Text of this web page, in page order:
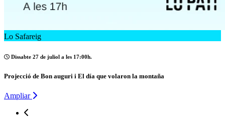
Lo Safareig
Dissabte 27 de juliol a les 17:00h.
Projecció de Bon auguri i El día que volaron la montaña
Ampliar